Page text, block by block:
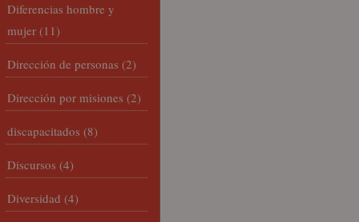
Diferencias hombre y
mujer (11)
Dirección de personas (2)
Dirección por misiones (2)
discapacitados (8)
Discursos (4)
Diversidad (4)